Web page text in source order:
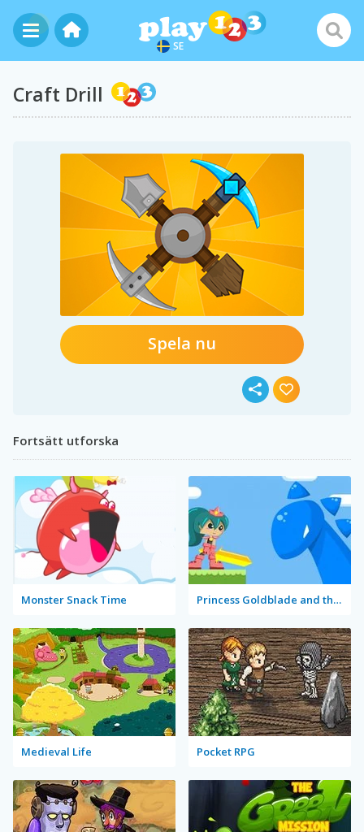
SE
Craft Drill
Spela nu
Fortsätt utforska
Monster Snack Time Princess Goldblade and the Dangerous Water
Medieval Life Pocket RPG